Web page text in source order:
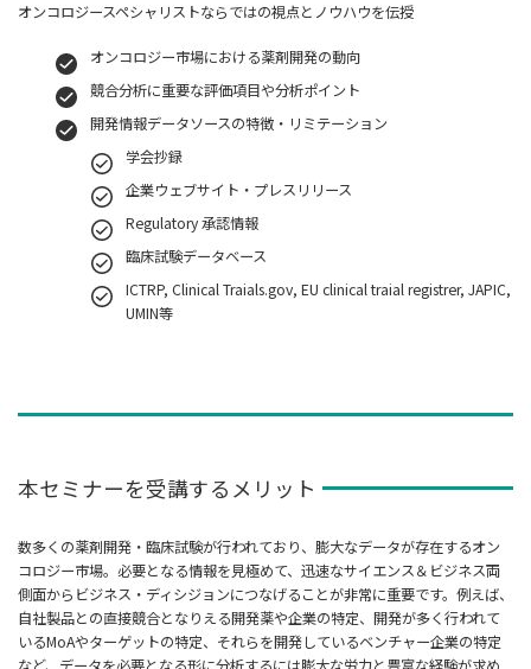
オンコロジースペシャリストならではの視点とノウハウを伝授
オンコロジー市場における薬剤開発の動向
競合分析に重要な評価項目や分析ポイント
開発情報データソースの特徴・リミテーション
学会抄録
企業ウェブサイト・プレスリリース
Regulatory 承認情報
臨床試験データベース
ICTRP, Clinical Traials.gov, EU clinical traial registrer, JAPIC,
UMIN等
本セミナーを受講するメリット
数多くの薬剤開発・臨床試験が行われており、膨大なデータが存在するオン
コロジー市場。必要となる情報を見極めて、迅速なサイエンス＆ビジネス両
側面からビジネス・ディシジョンにつなげることが非常に重要です。例えば、
自社製品との直接競合となりえる開発薬や企業の特定、開発が多く行われて
いるMoAやターゲットの特定、それらを開発しているベンチャー企業の特定